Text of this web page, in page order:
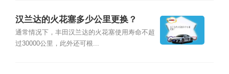
汉兰达的火花塞多少公里更换？
通常情况下，丰田汉兰达的火花塞使用寿命不超
过30000公里，此外还可根...